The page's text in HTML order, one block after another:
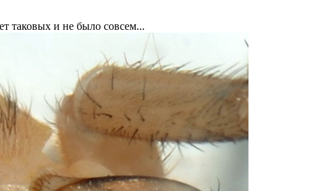
таковых и не было совсем...